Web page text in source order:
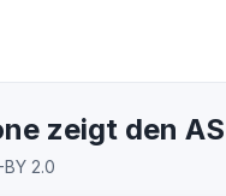
zeigt den
2.0